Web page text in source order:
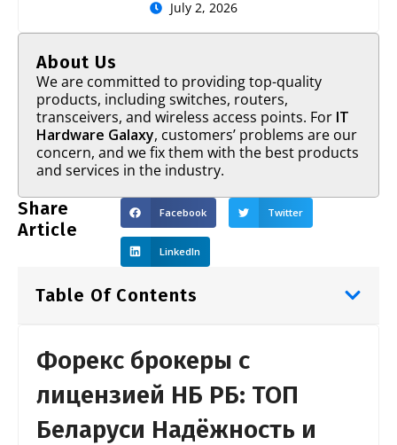
July 2, 2026
About Us
We are committed to providing top-quality
products, including switches, routers,
transceivers, and wireless access points. For IT
Hardware Galaxy, customers’ problems are our
concern, and we fix them with the best products
and services in the industry.
Share
Article
Facebook Twitter
LinkedIn
Table Of Contents
Форекс брокеры с
лицензией НБ РБ: ТОП
Беларуси Надёжность и